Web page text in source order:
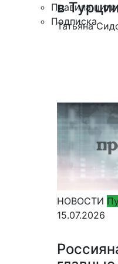
Правила
Подписка
в
Татьяна
НОВОСТИ
15.07.2026